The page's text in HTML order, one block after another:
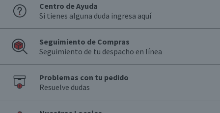
Comparadas con lasbebidas gaseosas
retornables suelen tener un sabor que muchos consumidores
asocian a la tradición y la calidad de antaño. Por lo mismo, son las
busca un toque más clásico y tradicional.
Tipos de bebidas retornables
Bebidas regulares
Centro de Ayuda
Si tienes alguna duda ingresa aquí
Seguimiento de Compras
Seguimiento de tu despacho en línea
Problemas con tu pedido
Resuelve dudas